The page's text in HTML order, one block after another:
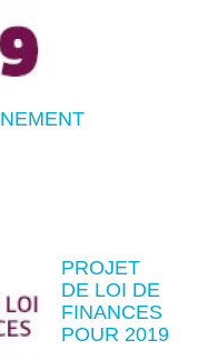
PROJET
DE LOI DE
FINANCES
POUR 2019